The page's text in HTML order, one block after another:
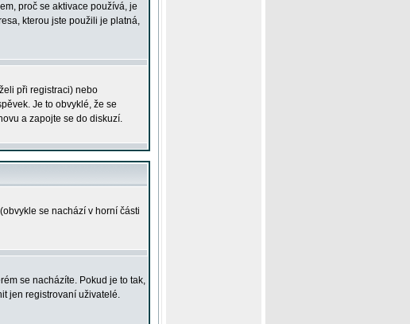
proč se aktivace používá, je
kterou jste použili je platná,
při registraci) nebo
Je to obvyklé, že se
a zapojte se do diskuzí.
(obvykle se nachází v horní části
se nacházíte. Pokud je to tak,
jen registrovaní uživatelé.